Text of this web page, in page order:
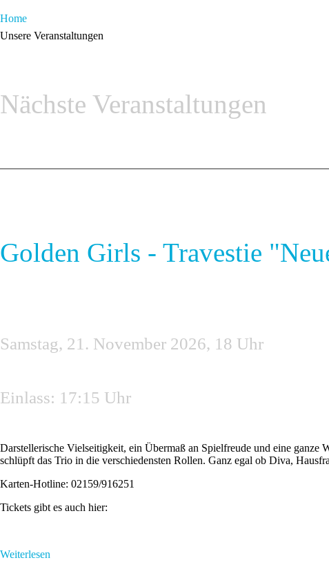
Home
Unsere Veranstaltungen
Nächste Veranstaltungen
Golden Girls - Travestie
Samstag, 21. November 2026, 18 Uhr
Einlass: 17:15 Uhr
Darstellerische Vielseitigkeit, ein Übermaß an Spielfreude und eine ganze
schlüpft das Trio in die verschiedensten Rollen. Ganz egal ob Diva,
Karten-Hotline: 02159/916251
Tickets gibt es auch hier:
Weiterlesen